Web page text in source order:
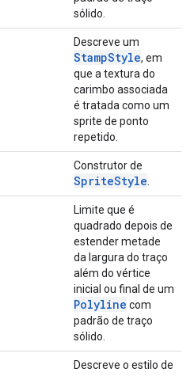
sólido.
Descreve um
StampStyle, em
que a textura do
carimbo associada
é tratada como um
sprite de ponto
repetido.
Construtor de
SpriteStyle
Limite que é
quadrado depois de
estender metade
da largura do traço
além do vértice
inicial ou final de um
Polyline com
padrão de traço
sólido.
Descreve o estilo de